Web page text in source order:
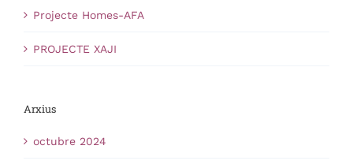
Projecte Homes-AFA
PROJECTE XAJI
Arxius
octubre 2024